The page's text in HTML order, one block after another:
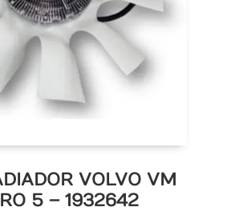
VOLVO VM
5 – 1932642